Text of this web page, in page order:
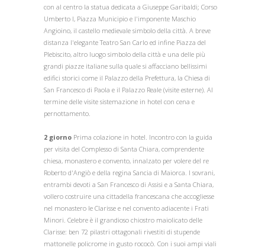
con al centro la statua dedicata a Giuseppe Garibaldi; Corso
Umberto I, Piazza Municipio e l'imponente Maschio
Angioino, il castello medievale simbolo della città. A breve
distanza l'elegante Teatro San Carlo ed infine Piazza del
Plebiscito, altro luogo simbolo della città e una delle più
grandi piazze italiane sulla quale si affacciano bellissimi
edifici storici come il Palazzo della Prefettura, la Chiesa di
San Francesco di Paola e il Palazzo Reale (visite esterne). Al
termine delle visite sistemazione in hotel con cena e
pernottamento.
2 giorno Prima colazione in hotel. Incontro con la guida
per visita del Complesso di Santa Chiara, comprendente
chiesa, monastero e convento, innalzato per volere del re
Roberto d'Angiò e della regina Sancia di Maiorca. I sovrani,
entrambi devoti a San Francesco di Assisi e a Santa Chiara,
vollero costruire una cittadella francescana che accogliesse
nel monastero le Clarisse e nel convento adiacente i Frati
Minori. Celebre è il grandioso chiostro maiolicato delle
Clarisse: ben 72 pilastri ottagonali rivestiti di stupende
mattonelle policrome in gusto rococò. Con i suoi ampi viali